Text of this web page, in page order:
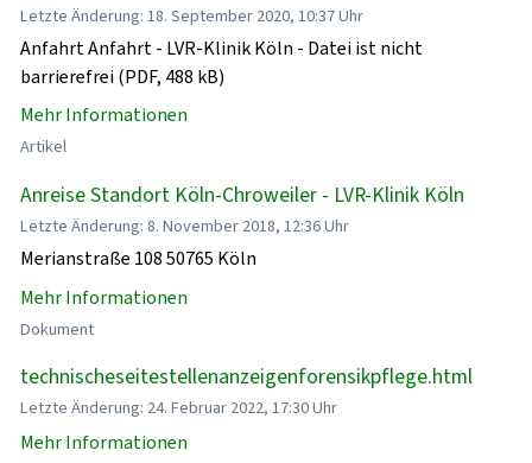
Letzte Änderung: 18. September 2020, 10:37 Uhr
Anfahrt Anfahrt - LVR-Klinik Köln - Datei ist nicht
barrierefrei (PDF, 488 kB)
Mehr Informationen
Artikel
Anreise Standort Köln-Chroweiler - LVR-Klinik Köln
Letzte Änderung: 8. November 2018, 12:36 Uhr
Merianstraße 108 50765 Köln
Mehr Informationen
Dokument
technischeseitestellenanzeigenforensikpflege.html
Letzte Änderung: 24. Februar 2022, 17:30 Uhr
Mehr Informationen